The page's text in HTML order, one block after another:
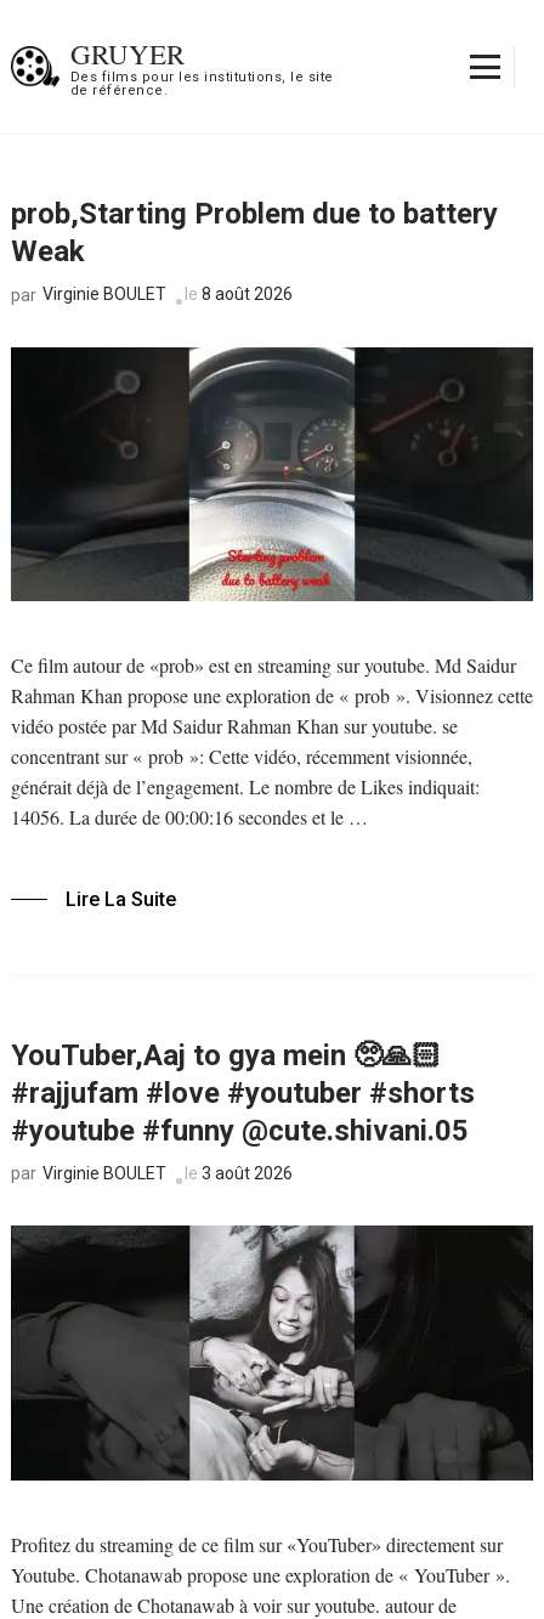
contenu
GRUYER
Des films pour les institutions, le site
de référence.
prob,Starting Problem due to battery
Weak
par Virginie BOULET le 8 août 2026
Ce film autour de «prob» est en streaming sur youtube. Md Saidur
Rahman Khan propose une exploration de « prob ». Visionnez cette
vidéo postée par Md Saidur Rahman Khan sur youtube. se
concentrant sur « prob »: Cette vidéo, récemment visionnée,
générait déjà de l’engagement. Le nombre de Likes indiquait:
14056. La durée de 00:00:16 secondes et le …
Lire La Suite
YouTuber,Aaj to gya mein 🥺🙏🏻
#rajjufam #love #youtuber #shorts
#youtube #funny ​⁠@cute.shivani.05
par Virginie BOULET le 3 août 2026
Profitez du streaming de ce film sur «YouTuber» directement sur
Youtube. Chotanawab propose une exploration de « YouTuber ».
Une création de Chotanawab à voir sur youtube. autour de